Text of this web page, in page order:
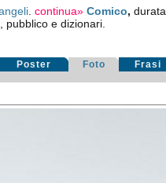
. continua» Comico,
pubblico e dizionari.
Poster Foto Frasi